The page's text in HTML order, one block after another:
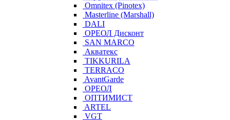
Omnitex (Pinotex)
Masterline (Marshall)
DALI
ОРЕОЛ Дисконт
SAN MARCO
Акватекс
TIKKURILA
TERRACO
AvantGarde
ОРЕОЛ
ОПТИМИСТ
ARTEL
VGT